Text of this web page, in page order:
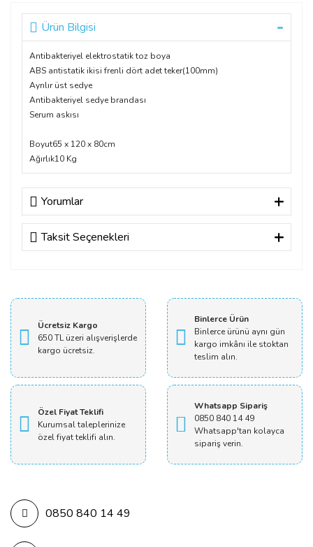
Ürün Bilgisi
Antibakteriyel elektrostatik toz boya
ABS antistatik ikisi frenli dört adet teker(100mm)
Ayrılır üst sedye
Antibakteriyel sedye brandası
Serum askısı
Boyut65 x 120 x 80cm
Ağırlık10 Kg
Yorumlar
Bu ürüne ilk yorumu siz yapın!
Taksit Seçenekleri
Ücretsiz Kargo
650 TL üzeri alışverişlerde
kargo ücretsiz.
Binlerce Ürün
Binlerce ürünü aynı gün
kargo imkânı ile stoktan
teslim alın.
Özel Fiyat Teklifi
Kurumsal taleplerinize
özel fiyat teklifi alın.
Whatsapp Sipariş
0850 840 14 49
Whatsapp'tan kolayca
sipariş verin.
0850 840 14 49